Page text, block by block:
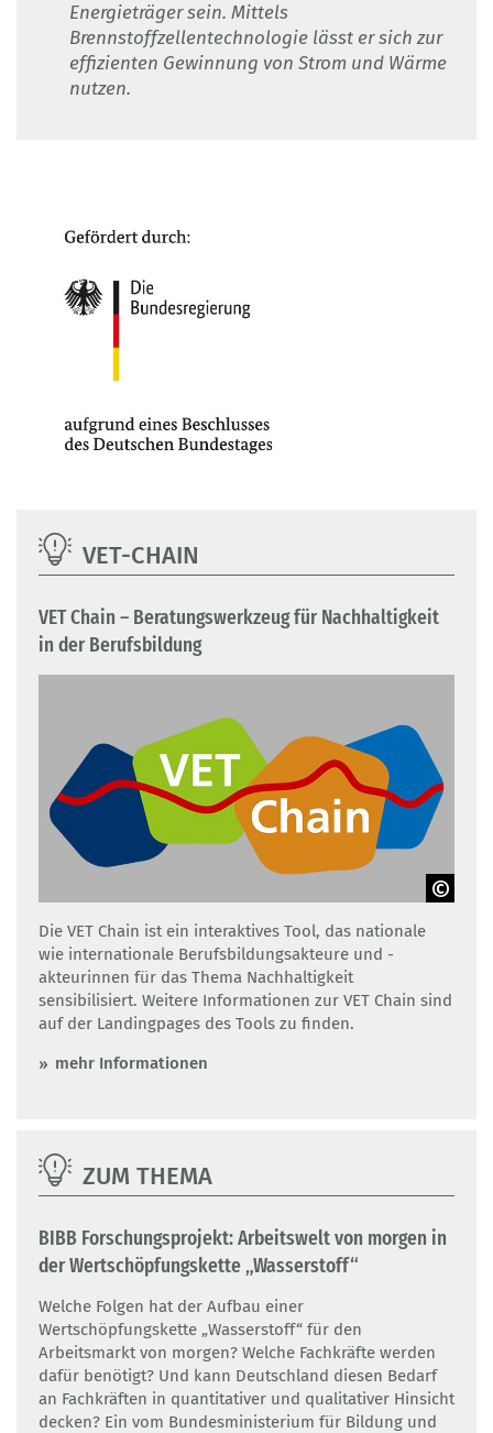
Energieträger sein. Mittels
Brennstoffzellentechnologie lässt er sich zur
effizienten Gewinnung von Strom und Wärme
nutzen.
VET-CHAIN
VET Chain – Beratungswerkzeug für Nachhaltigkeit
in der Berufsbildung
GOVET
Die VET Chain ist ein interaktives Tool, das nationale
wie internationale Berufsbildungsakteure und -
akteurinnen für das Thema Nachhaltigkeit
sensibilisiert. Weitere Informationen zur VET Chain sind
auf der Landingpages des Tools zu finden.
mehr Informationen
ZUM THEMA
BIBB Forschungsprojekt: Arbeitswelt von morgen in
der Wertschöpfungskette „Wasserstoff“
Welche Folgen hat der Aufbau einer
Wertschöpfungskette „Wasserstoff“ für den
Arbeitsmarkt von morgen? Welche Fachkräfte werden
dafür benötigt? Und kann Deutschland diesen Bedarf
an Fachkräften in quantitativer und qualitativer Hinsicht
decken? Ein vom Bundesministerium für Bildung und